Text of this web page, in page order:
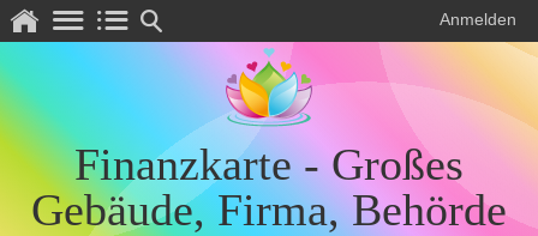
5 1 2 3 Anmelden
Finanzkarte - Großes
Gebäude, Firma, Behörde